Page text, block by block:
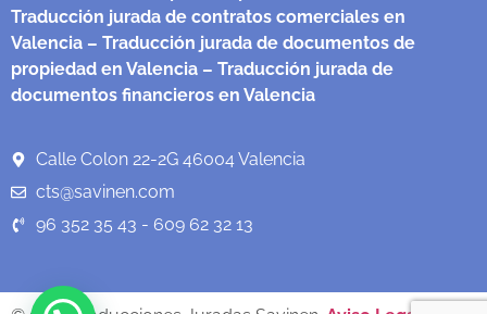
Traducción jurada de contratos comerciales en
Valencia – Traducción jurada de documentos de
propiedad en Valencia – Traducción jurada de
documentos financieros en Valencia
Calle Colon 22-2G 46004 Valencia
cts@savinen.com
96 352 35 43 - 609 62 32 13